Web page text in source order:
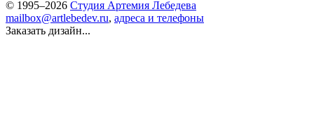
© 1995–2026 Студия Артемия Лебедева
mailbox@artlebedev.ru, адреса и телефоны
Заказать дизайн...